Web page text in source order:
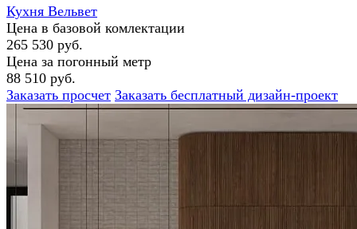
Кухня Вельвет
Цена в базовой комлектации
265 530 руб.
Цена за погонный метр
88 510 руб.
Заказать просчет Заказать бесплатный дизайн-проект